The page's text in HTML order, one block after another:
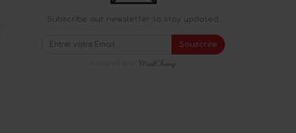
Subscribe our newsletter to stay updated.
Souscrire